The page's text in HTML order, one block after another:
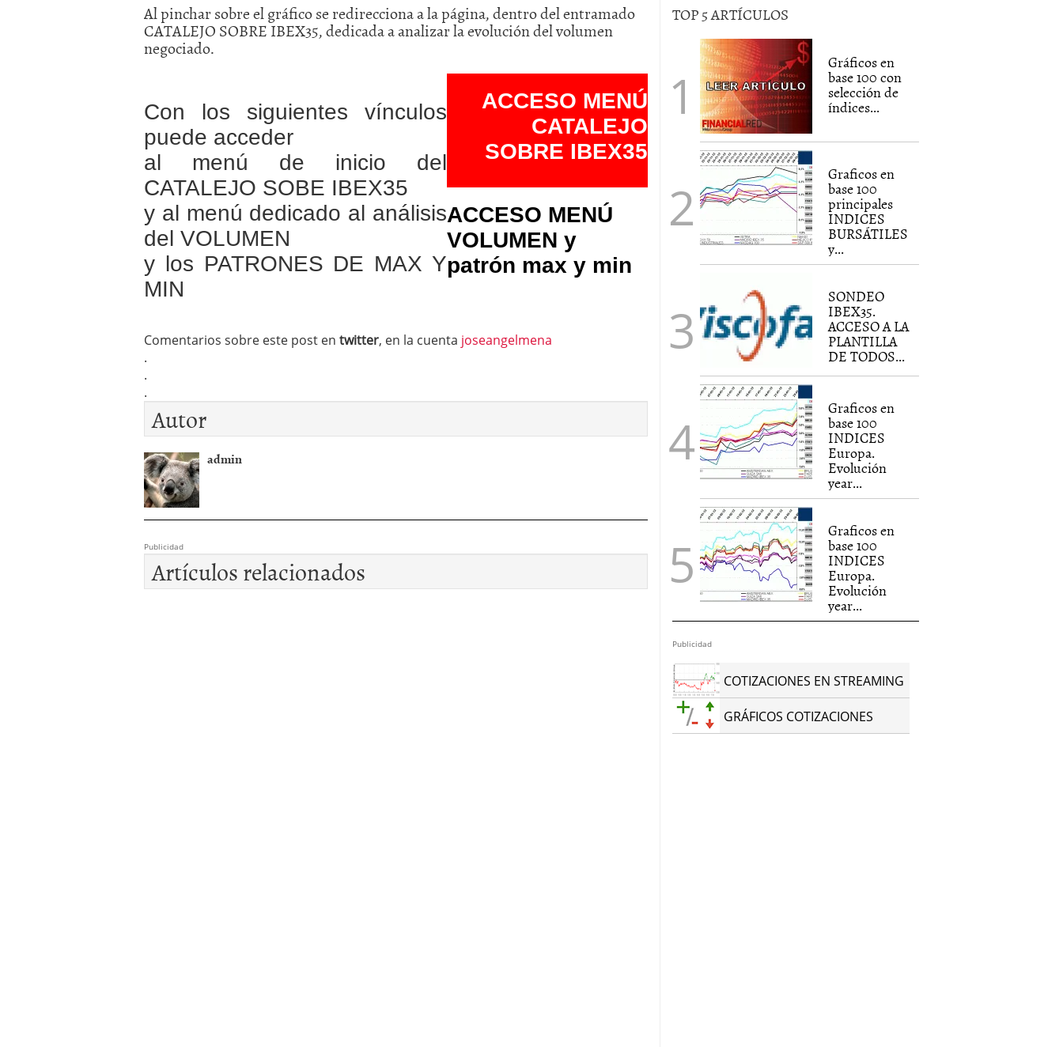
Al pinchar sobre el gráfico se redirecciona a la página, dentro del entramado
CATALEJO SOBRE IBEX35, dedicada a analizar la evolución del volumen
negociado.
Con los siguientes vínculos
puede acceder
al menú de inicio del
CATALEJO SOBE IBEX35
y al menú dedicado al análisis
del VOLUMEN
y los PATRONES DE MAX Y
MIN
ACCESO MENÚ
CATALEJO
SOBRE IBEX35
ACCESO MENÚ
VOLUMEN y
patrón max y min
Comentarios sobre este post en twitter, en la cuenta joseangelmena
.
.
.
Autor
admin
Publicidad
Artículos relacionados
TOP 5 ARTÍCULOS
Gráficos en
base 100 con
selección de
índices...
Graficos en
base 100
principales
INDICES
BURSÁTILES
y...
SONDEO
IBEX35.
ACCESO A LA
PLANTILLA
DE TODOS...
Graficos en
base 100
INDICES
Europa.
Evolución
year...
Graficos en
base 100
INDICES
Europa.
Evolución
year...
Publicidad
COTIZACIONES EN STREAMING
GRÁFICOS COTIZACIONES